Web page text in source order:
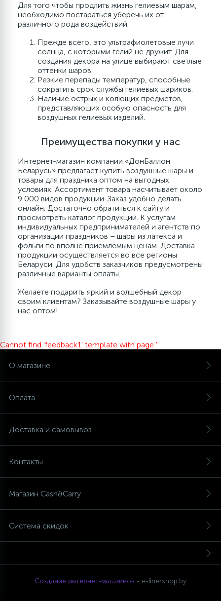
Для того чтобы продлить жизнь гелиевым шарам,
необходимо постараться уберечь их от
различного рода воздействий.
Прежде всего, это ультрафиолетовые лучи
солнца, с которыми гелий не дружит. Для
создания декора на улице выбирают светлые
оттенки шаров.
Резкие перепады температур, способные
сократить срок службы гелиевых шариков.
Наличие острых и колющих предметов,
представляющих особую опасность для
воздушных гелиевых изделий.
Преимущества покупки у нас
Интернет-магазин компании «ДонБаллон
Беларусь» предлагает купить воздушные шары и
товары для праздника оптом на выгодных
условиях. Ассортимент товара насчитывает около
9 000 видов продукции. Заказ удобно делать
онлайн. Достаточно обратиться к сайту и
просмотреть каталог продукции. К услугам
индивидуальных предпринимателей и агентств по
организации праздников – шары из латекса и
фольги по вполне приемлемым ценам. Доставка
продукции осуществляется во все регионы
Беларуси. Для удобств заказчиков предусмотрены
различные варианты оплаты.
Желаете подарить яркий и волшебный декор
своим клиентам? Заказывайте воздушные шары у
нас оптом!
Cannot find 'feedback1' template with page ''
О магазине
Оплата
Доставка и самовывоз
Контакты
Магазин Cash&Carry
Система скидок
Создание интернет-магазинов - e-linershop.by